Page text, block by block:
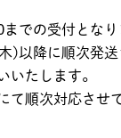
での受付となり
)以降に順次発送
いたします。
順次対応させ